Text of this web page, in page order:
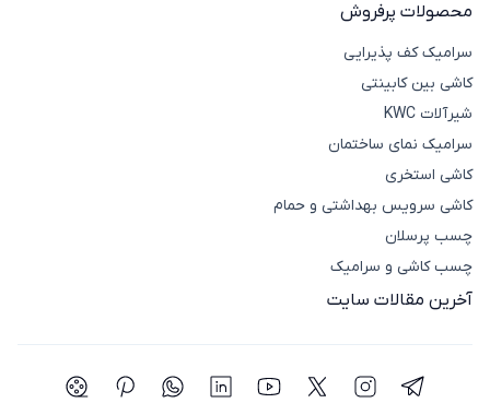
محصولات پرفروش
سرامیک کف پذیرایی
کاشی بین کابینتی
شیرآلات KWC
سرامیک نمای ساختمان
کاشی استخری
کاشی سرویس بهداشتی و حمام
چسب پرسلان
چسب کاشی و سرامیک
آخرین مقالات سایت
شبکه اجتماعی تلگرام
شبکه اجتماعی اینستاگرام
شبکه اجتماعی توییتر(ایکس)
شبکه اجتماعی یوتیوب
شبکه اجتماعی لینکدین
شبکه اجتماعی واتساپ
شبکه اجتماعی
شبکه